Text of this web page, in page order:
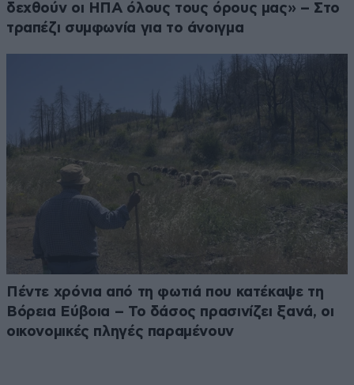
δεχθούν οι ΗΠΑ όλους τους όρους μας» – Στο
τραπέζι συμφωνία για το άνοιγμα
Πέντε χρόνια από τη φωτιά που κατέκαψε τη
Βόρεια Εύβοια – Το δάσος πρασινίζει ξανά, οι
οικονομικές πληγές παραμένουν